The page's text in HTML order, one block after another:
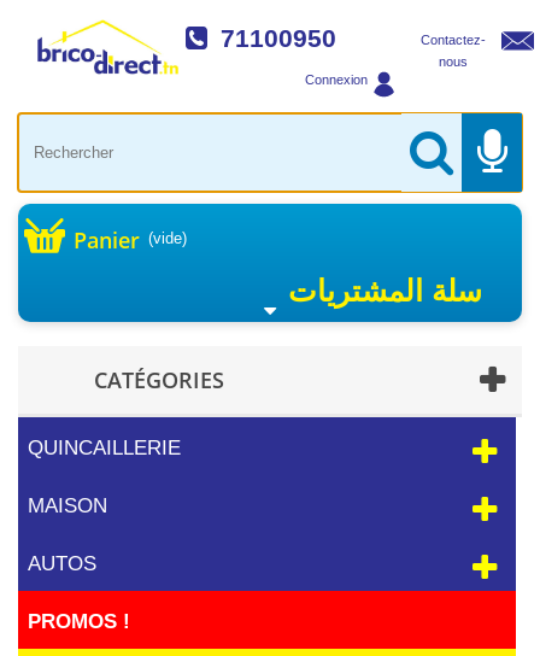
Contactez-
nous
71100950
Connexion
Panier (vide)
سلة المشتريات
CATÉGORIES
QUINCAILLERIE
MAISON
AUTOS
PROMOS !